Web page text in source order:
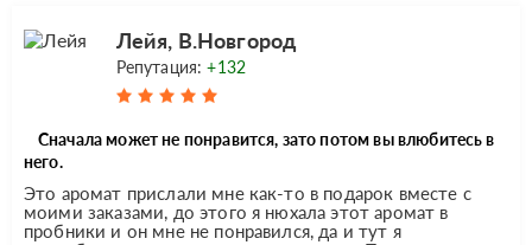
Лейя, В.Новгород
Репутация:+132
Сначала может не понравится, зато потом вы влюбитесь в
него.
Это аромат прислали мне как-то в подарок вместе с
моими заказами, до этого я нюхала этот аромат в
пробники и он мне не понравился, да и тут я